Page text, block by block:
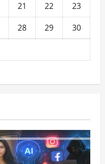
21 22
23
28 29
30